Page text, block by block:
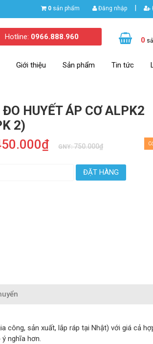
0 sản phẩm Đăng nhập |
Hotline: 0966.888.960 0
Giới thiệu Sản phẩm Tin tức
ĐO HUYẾT ÁP CƠ ALPK2
2)
GNY:750.000₫
ĐẶT HÀNG
công, sản xuất, lắp ráp tại Nhật) với giá cả
nghĩa hơn.